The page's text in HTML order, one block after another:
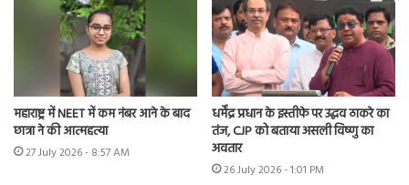
महाराष्ट्र में NEET में कम नंबर आने के बाद
छात्रा ने की आत्महत्या
27 July 2026 - 8:57 AM
धर्मेंद्र प्रधान के इस्तीफे पर उद्धव ठाकरे का
तंज, CJP को बताया असली विष्णु का
अवतार
26 July 2026 - 1:01 PM